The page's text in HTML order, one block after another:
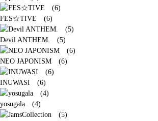
FES☆TIVE (6)
Devil ANTHEM. (5)
NEO JAPONISM (6)
INUWASI (6)
yosugala (4)